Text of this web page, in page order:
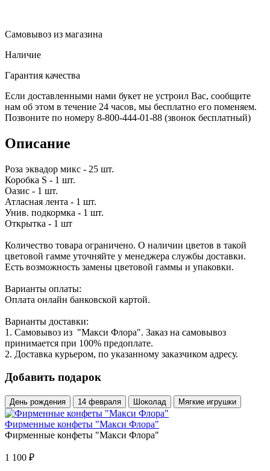
Самовывоз из магазина
Наличие
Гарантия качества
Если доставленными нами букет не устроил Вас, сообщите
нам об этом в течение 24 часов, мы бесплатно его поменяем.
Позвоните по номеру 8-800-444-01-88 (звонок бесплатный)
Описание
Роза эквадор микс - 25 шт.
Коробка S - 1 шт.
Оазис - 1 шт.
Атласная лента - 1 шт.
Унив. подкормка - 1 шт.
Открытка - 1 шт
Количество товара ограничено. О наличии цветов в такой
цветовой гамме уточняйте у менеджера службы доставки.
Есть возможность замены цветовой гаммы и упаковки.
Варианты оплаты:
Оплата онлайн банковской картой.
Варианты доставки:
1. Самовывоз из "Макси Флора". Заказ на самовывоз
принимается при 100% предоплате.
2. Доставка курьером, по указанному заказчиком адресу.
Добавить подарок
День рождения 14 февраля Шоколад Мягкие игрушки
Фирменные конфеты "Макси Флора"
Фирменные конфеты "Макси Флора"
1 100 ₽